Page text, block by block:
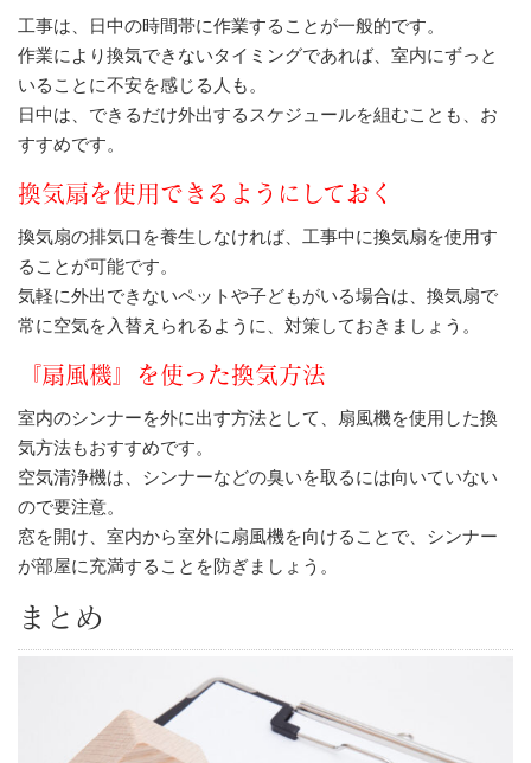
工事は、日中の時間帯に作業することが一般的です。
作業により換気できないタイミングであれば、室内にずっと
いることに不安を感じる人も。
日中は、できるだけ外出するスケジュールを組むことも、お
すすめです。
換気扇を使用できるようにしておく
換気扇の排気口を養生しなければ、工事中に換気扇を使用す
ることが可能です。
気軽に外出できないペットや子どもがいる場合は、換気扇で
常に空気を入替えられるように、対策しておきましょう。
『扇風機』を使った換気方法
室内のシンナーを外に出す方法として、扇風機を使用した換
気方法もおすすめです。
空気清浄機は、シンナーなどの臭いを取るには向いていない
ので要注意。
窓を開け、室内から室外に扇風機を向けることで、シンナー
が部屋に充満することを防ぎましょう。
まとめ